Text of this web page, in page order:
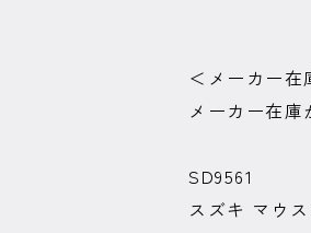
＜メーカー在
メーカー在庫
SD9561
スズキ マウ